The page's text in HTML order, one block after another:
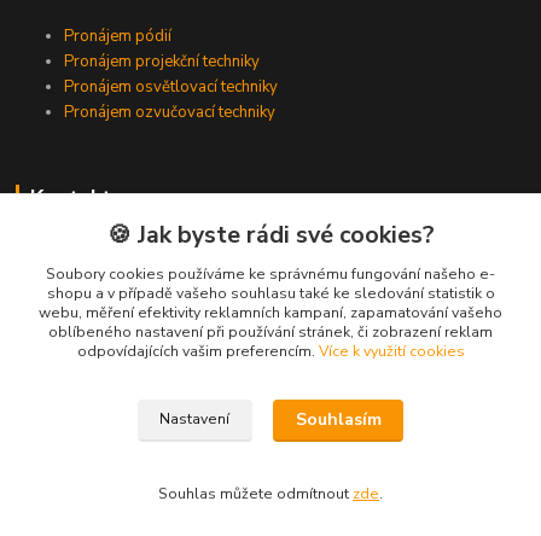
Pronájem pódií
Pronájem projekční techniky
Pronájem osvětlovací techniky
Pronájem ozvučovací techniky
Kontakty
Zákaznická podpora
+420 224 318 342
(Po-Pá, 9-16 hod.)
info@videotech.cz
🍪 Jak byste rádi své cookies?
Soubory cookies používáme ke správnému fungování našeho e-
shopu a v případě vašeho souhlasu také ke sledování statistik o
webu, měření efektivity reklamních kampaní, zapamatování vašeho
oblíbeného nastavení při používání stránek, či zobrazení reklam
odpovídajících vašim preferencím. Více k využití cookies
Nastavení Souhlasím
Souhlas můžete odmítnout zde.